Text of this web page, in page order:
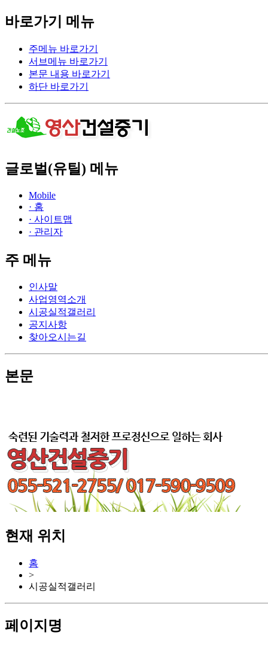
바로가기 메뉴
주메뉴 바로가기
서브메뉴 바로가기
본문 내용 바로가기
하단 바로가기
글로벌(유틸) 메뉴
Mobile
· 홈
· 사이트맵
· 관리자
주 메뉴
인사말
사업영역소개
시공실적갤러리
공지사항
찾아오시는길
본문
현재 위치
홈
>
시공실적갤러리
페이지명